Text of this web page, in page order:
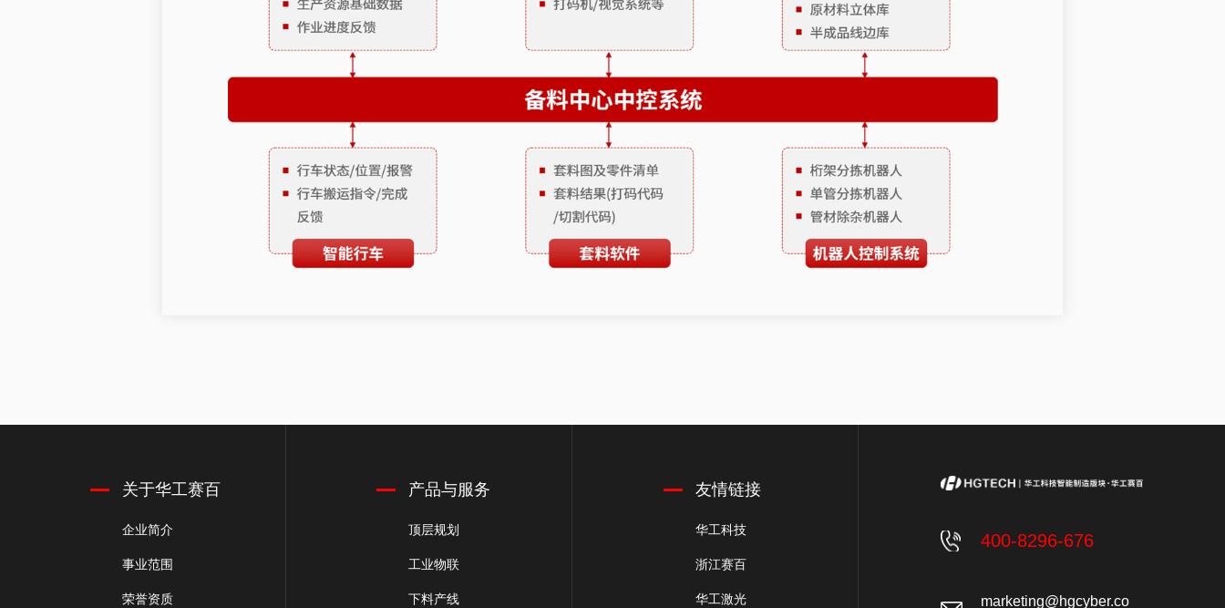
关于华工赛百
企业简介
事业范围
荣誉资质
产品与服务
顶层规划
工业物联
下料产线
友情链接
华工科技
浙江赛百
华工激光
400-8296-676
marketing@hgcyber.co